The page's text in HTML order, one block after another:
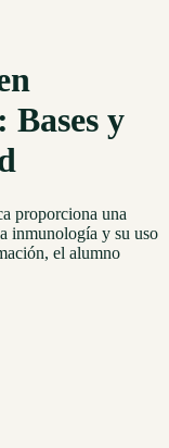
y
proporciona una
inmunología y su uso
el alumno